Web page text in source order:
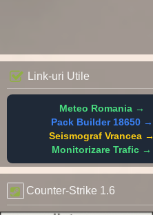
Link-uri Utile
Meteo Romania →
Pack Builder 18650 →
Seismograf Vrancea →
Monitorizare Trafic →
Counter-Strike 1.6